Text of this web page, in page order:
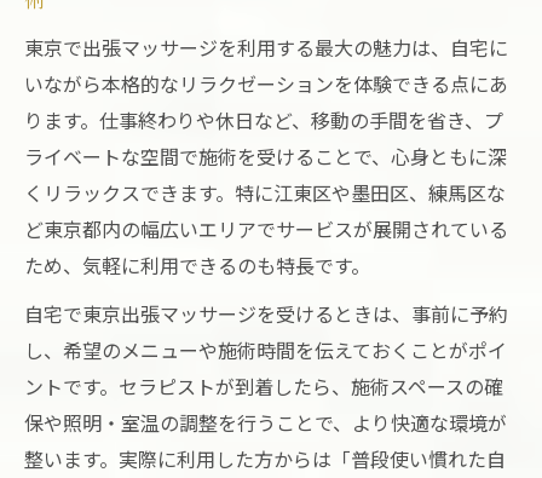
東京で出張マッサージを利用する最大の魅力は、自宅に
いながら本格的なリラクゼーションを体験できる点にあ
ります。仕事終わりや休日など、移動の手間を省き、プ
ライベートな空間で施術を受けることで、心身ともに深
くリラックスできます。特に江東区や墨田区、練馬区な
ど東京都内の幅広いエリアでサービスが展開されている
ため、気軽に利用できるのも特長です。
自宅で東京出張マッサージを受けるときは、事前に予約
し、希望のメニューや施術時間を伝えておくことがポイ
ントです。セラピストが到着したら、施術スペースの確
保や照明・室温の調整を行うことで、より快適な環境が
整います。実際に利用した方からは「普段使い慣れた自